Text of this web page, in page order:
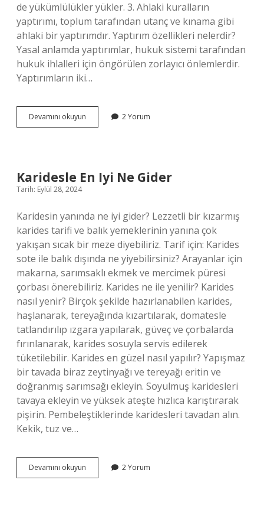
de yükümlülükler yükler. 3. Ahlaki kuralların
yaptırımı, toplum tarafından utanç ve kınama gibi
ahlaki bir yaptırımdır. Yaptırım özellikleri nelerdir?
Yasal anlamda yaptırımlar, hukuk sistemi tarafından
hukuk ihlalleri için öngörülen zorlayıcı önlemlerdir.
Yaptırımların iki…
Devamını okuyun Yaptırım
Ahlak
2 Yorum
Karidesle En Iyi Ne Gider
Tarih: Eylül 28, 2024
Karidesin yanında ne iyi gider? Lezzetli bir kızarmış
karides tarifi ve balık yemeklerinin yanına çok
yakışan sıcak bir meze diyebiliriz. Tarif için: Karides
sote ile balık dışında ne yiyebilirsiniz? Arayanlar için
makarna, sarımsaklı ekmek ve mercimek püresi
çorbası önerebiliriz. Karides ne ile yenilir? Karides
nasıl yenir? Birçok şekilde hazırlanabilen karides,
haşlanarak, tereyağında kızartılarak, domatesle
tatlandırılıp ızgara yapılarak, güveç ve çorbalarda
fırınlanarak, karides sosuyla servis edilerek
tüketilebilir. Karides en güzel nasıl yapılır? Yapışmaz
bir tavada biraz zeytinyağı ve tereyağı eritin ve
doğranmış sarımsağı ekleyin. Soyulmuş karidesleri
tavaya ekleyin ve yüksek ateşte hızlıca karıştırarak
pişirin. Pembeleştiklerinde karidesleri tavadan alın.
Kekik, tuz ve…
Devamını okuyun Karidesle
En
2 Yorum